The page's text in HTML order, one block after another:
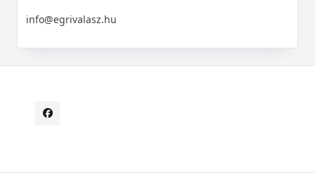
info@egrivalasz.hu